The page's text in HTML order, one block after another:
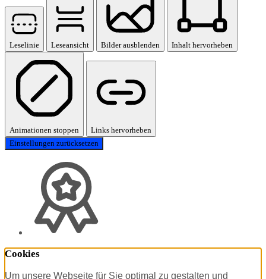
Leselinie Leseansicht Bilder ausblenden Inhalt hervorheben
Animationen stoppen
Links hervorheben
Einstellungen zurücksetzen
Cookies
Um unsere Webseite für Sie optimal zu gestalten und